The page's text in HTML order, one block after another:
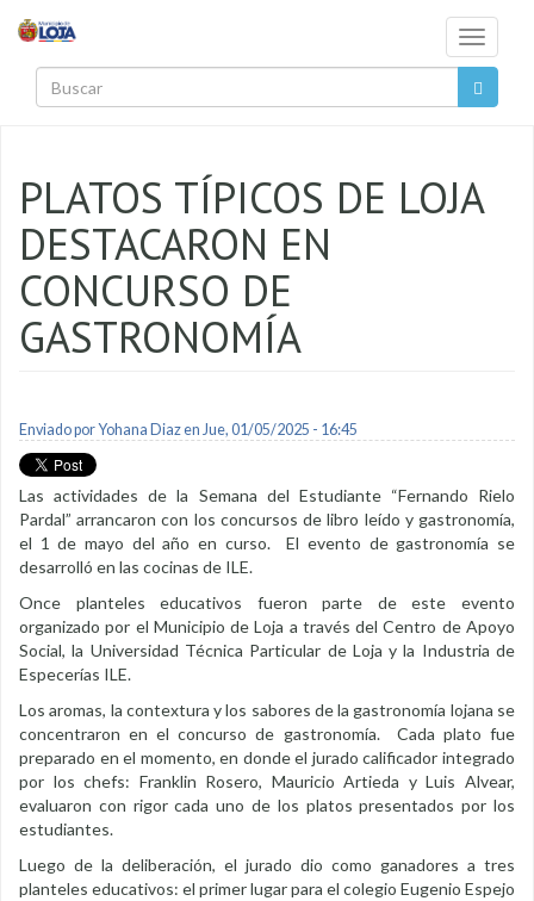
Toggle
PLATOS TÍPICOS DE LOJA
DESTACARON EN
CONCURSO DE
GASTRONOMÍA
Enviado porYohana Diazen Jue, 01/05/2025 - 16:45
Las actividades de la Semana del Estudiante “Fernando Rielo
Pardal” arrancaron con los concursos de libro leído y gastronomía,
el 1 de mayo del año en curso. El evento de gastronomía se
desarrolló en las cocinas de ILE.
Once planteles educativos fueron parte de este evento
organizado por el Municipio de Loja a través del Centro de Apoyo
Social, la Universidad Técnica Particular de Loja y la Industria de
Especerías ILE.
Los aromas, la contextura y los sabores de la gastronomía lojana se
concentraron en el concurso de gastronomía. Cada plato fue
preparado en el momento, en donde el jurado calificador integrado
por los chefs: Franklin Rosero, Mauricio Artieda y Luis Alvear,
evaluaron con rigor cada uno de los platos presentados por los
estudiantes.
Luego de la deliberación, el jurado dio como ganadores a tres
planteles educativos: el primer lugar para el colegio Eugenio Espejo